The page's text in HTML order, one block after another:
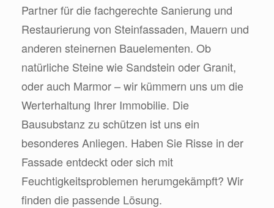
Partner für die fachgerechte Sanierung und
Restaurierung von Steinfassaden, Mauern und
anderen steinernen Bauelementen. Ob
natürliche Steine wie Sandstein oder Granit,
oder auch Marmor – wir kümmern uns um die
Werterhaltung Ihrer Immobilie. Die
Bausubstanz zu schützen ist uns ein
besonderes Anliegen. Haben Sie Risse in der
Fassade entdeckt oder sich mit
Feuchtigkeitsproblemen herumgekämpft? Wir
finden die passende Lösung.